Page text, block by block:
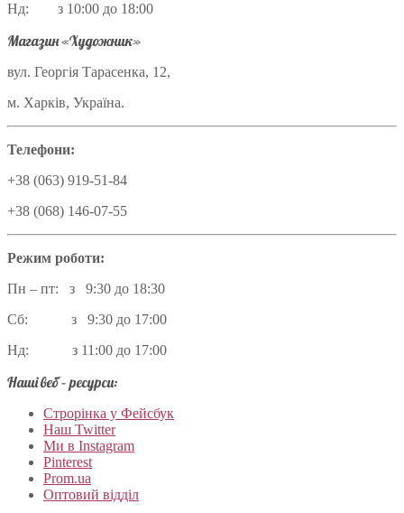
Нд: з 10:00 до 18:00
Магазин «Художник»
вул. Георгія Тарасенка, 12,
м. Харків, Україна.
Телефони:
+38 (063) 919-51-84
+38 (068) 146-07-55
Режим роботи:
Пн – пт: з 9:30 до 18:30
Сб: з 9:30 до 17:00
Нд: з 11:00 до 17:00
Наші веб – ресурси:
Строрінка у Фейсбук
Наш Twitter
Ми в Instagram
Pinterest
Prom.ua
Оптовий відділ